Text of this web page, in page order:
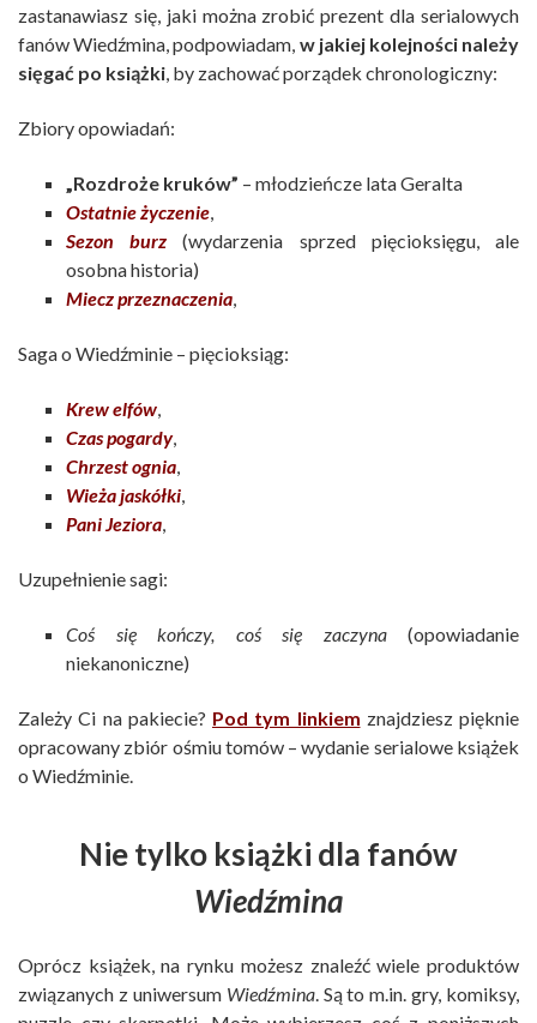
zastanawiasz się, jaki można zrobić prezent dla serialowych
fanów Wiedźmina, podpowiadam, w jakiej kolejności należy
sięgać po książki, by zachować porządek chronologiczny:
Zbiory opowiadań:
„Rozdroże kruków” – młodzieńcze lata Geralta
Ostatnie życzenie,
Sezon burz (wydarzenia sprzed pięcioksięgu, ale
osobna historia)
Miecz przeznaczenia,
Saga o Wiedźminie – pięcioksiąg:
Krew elfów,
Czas pogardy,
Chrzest ognia,
Wieża jaskółki,
Pani Jeziora,
Uzupełnienie sagi:
Coś się kończy, coś się zaczyna(opowiadanie
niekanoniczne)
Zależy Ci na pakiecie? Pod tym linkiem znajdziesz pięknie
opracowany zbiór ośmiu tomów – wydanie serialowe książek
o Wiedźminie.
Nie tylko książki dla fanów
Wiedźmina
Oprócz książek, na rynku możesz znaleźć wiele produktów
związanych z uniwersum Wiedźmina. Są to m.in. gry, komiksy,